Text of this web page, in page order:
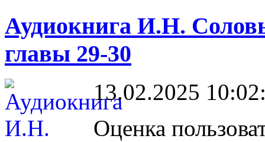
Аудиокнига И.Н.
главы 29-30
13.02.2025
Оценка